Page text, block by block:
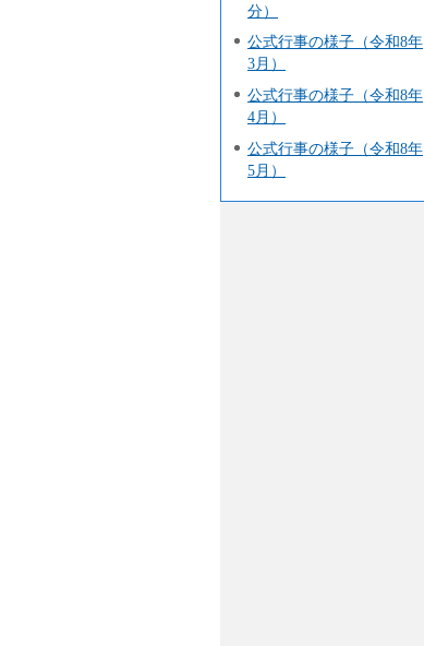
分）
公式行事の様子（令和8年
3月）
公式行事の様子（令和8年
4月）
公式行事の様子（令和8年
5月）